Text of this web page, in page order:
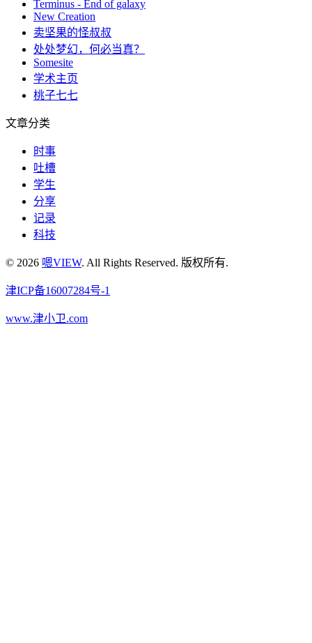
Terminus - End of galaxy
New Creation
卖坚果的怪叔叔
处处梦幻，何必当真？
Somesite
学术主页
桃子七七
文章分类
时事
吐槽
学生
分享
记录
科技
© 2026 嗯VIEW. All Rights Reserved. 版权所有.
津ICP备16007284号-1
www.津小卫.com